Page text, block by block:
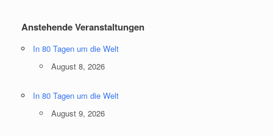
Anstehende Veranstaltungen
In 80 Tagen um die Welt
August 8, 2026
In 80 Tagen um die Welt
August 9, 2026